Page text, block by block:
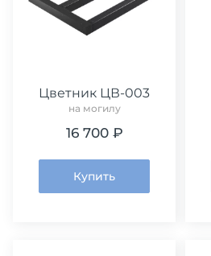
Цветник ЦВ-003
на могилу
16 700 ₽
Купить